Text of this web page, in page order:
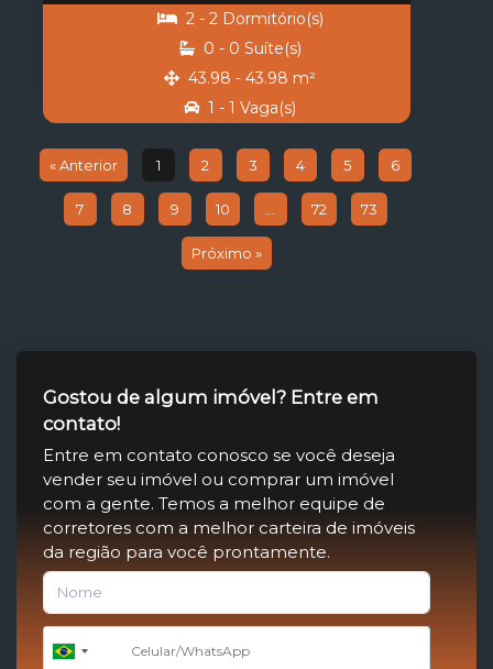
2 - 2 Dormitório(s)
0 - 0 Suíte(s)
43.98 - 43.98 m²
1 - 1 Vaga(s)
« Anterior 1 2 3 4 5 6
7 8 9 10 72 73
Próximo »
Gostou de algum imóvel? Entre em
contato!
Entre em contato conosco se você deseja
vender seu imóvel ou comprar um imóvel
com a gente. Temos a melhor equipe de
corretores com a melhor carteira de imóveis
da região para você prontamente.
Brazil